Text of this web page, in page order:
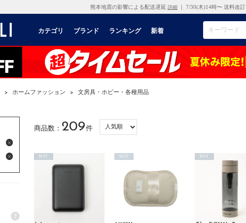
熊本地震の影響による配送遅延 詳細 ｜ 7/30(木)14時〜 送料改訂
カテゴリ ブランド ランキング 新着
> ホームファッション > 文房具・ホビー・各種用品
?
商品数： 209件
HOT HOT HOT